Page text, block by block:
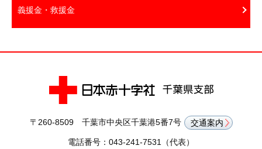
義援金・救援金
〒260-8509 千葉市中央区千葉港5番7号 交通案内
電話番号：043-241-7531（代表）